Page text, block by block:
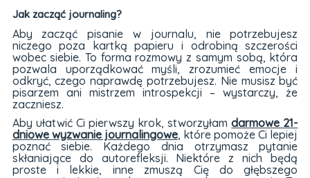
Jak zacząć journaling?
Aby zacząć pisanie w journalu, nie potrzebujesz
niczego poza kartką papieru i odrobiną szczerości
wobec siebie. To forma rozmowy z samym sobą, która
pozwala uporządkować myśli, zrozumieć emocje i
odkryć, czego naprawdę potrzebujesz. Nie musisz być
pisarzem ani mistrzem introspekcji – wystarczy, że
zaczniesz.
Aby ułatwić Ci pierwszy krok, stworzyłamdarmowe 21-
dniowe wyzwanie journalingowe, które pomoże Ci lepiej
poznać siebie. Każdego dnia otrzymasz pytanie
skłaniające do autorefleksji. Niektóre z nich będą
proste i lekkie, inne zmuszą Cię do głębszego